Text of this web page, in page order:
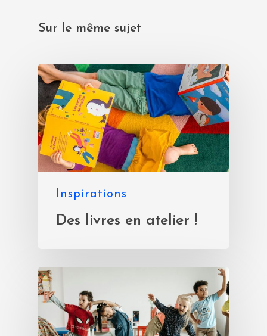
Sur le même sujet
Inspirations
Des livres en atelier !